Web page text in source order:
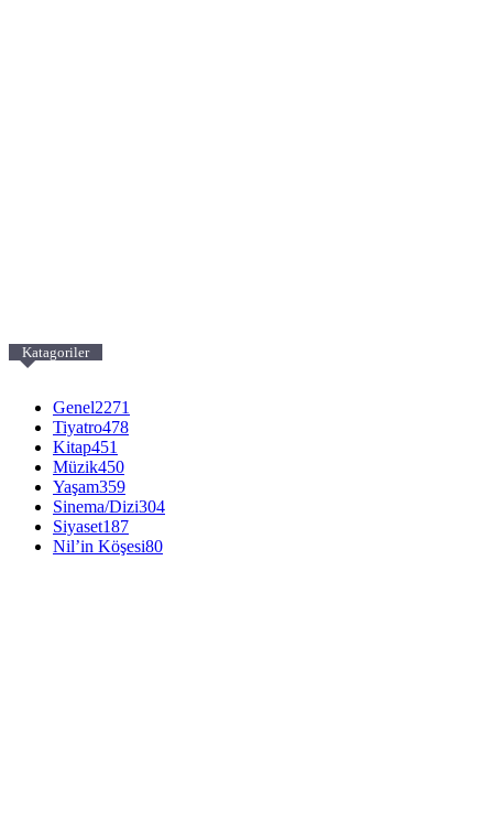
Katagoriler
Genel2271
Tiyatro478
Kitap451
Müzik450
Yaşam359
Sinema/Dizi304
Siyaset187
Nil’in Köşesi80